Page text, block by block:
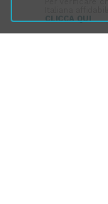
Italiana
CLICCA QUI